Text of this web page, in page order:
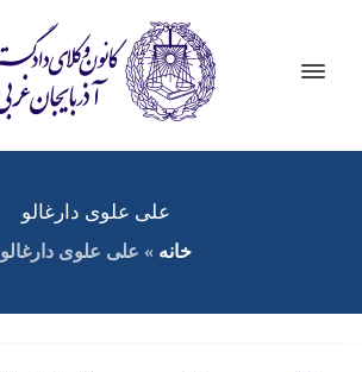
علی علوی دارغالو
خانه » علی علوی دارغالو